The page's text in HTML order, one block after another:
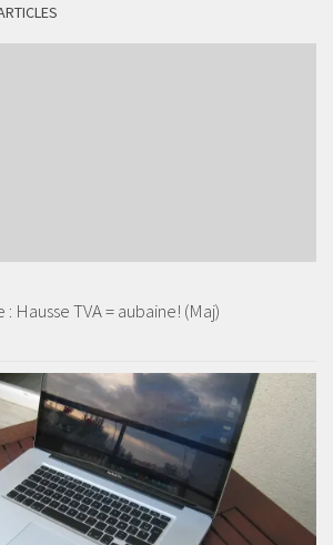
Hausse TVA = aubaine! (Maj)